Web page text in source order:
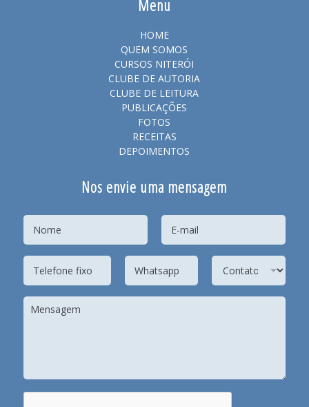
Menu
HOME
QUEM SOMOS
CURSOS NITERÓI
CLUBE DE AUTORIA
CLUBE DE LEITURA
PUBLICAÇÕES
FOTOS
RECEITAS
DEPOIMENTOS
Nos envie uma mensagem